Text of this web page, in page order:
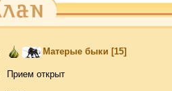
Матерые быки [15]
Прием открыт